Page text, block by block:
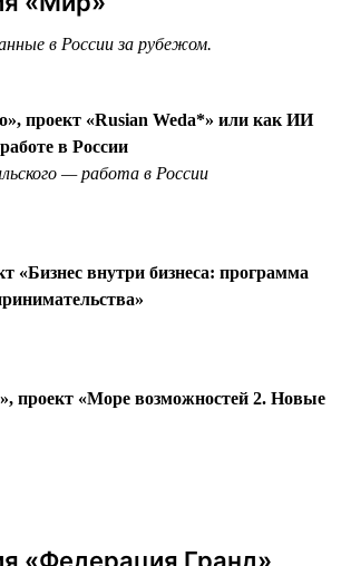
в России за рубежом.
проект «Rusian Weda*» или как ИИ
в России
— работа в России
«Бизнес внутри бизнеса: программа
проект «Море возможностей 2. Новые